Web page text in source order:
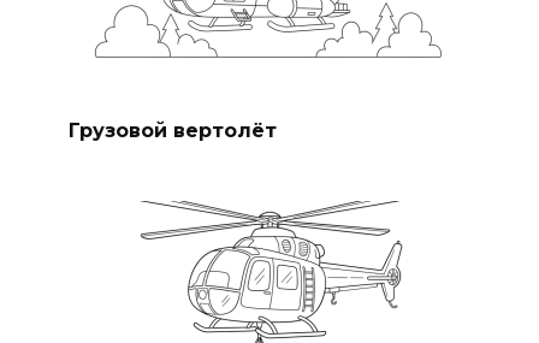
Грузовой вертолёт